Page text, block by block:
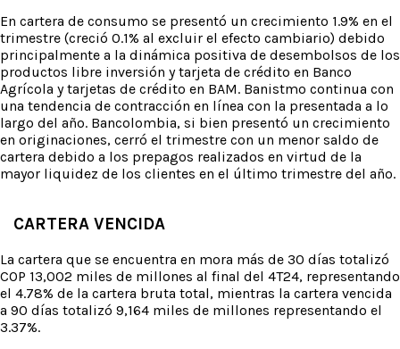
En cartera de consumo se presentó un crecimiento 1.9% en el
trimestre (creció 0.1% al excluir el efecto cambiario) debido
principalmente a la dinámica positiva de desembolsos de los
productos libre inversión y tarjeta de crédito en Banco
Agrícola y tarjetas de crédito en BAM. Banistmo continua con
una tendencia de contracción en línea con la presentada a lo
largo del año. Bancolombia, si bien presentó un crecimiento
en originaciones, cerró el trimestre con un menor saldo de
cartera debido a los prepagos realizados en virtud de la
mayor liquidez de los clientes en el último trimestre del año.
CARTERA VENCIDA
La cartera que se encuentra en mora más de 30 días totalizó
COP 13,002 miles de millones al final del 4T24, representando
el 4.78% de la cartera bruta total, mientras la cartera vencida
a 90 días totalizó 9,164 miles de millones representando el
3.37%.